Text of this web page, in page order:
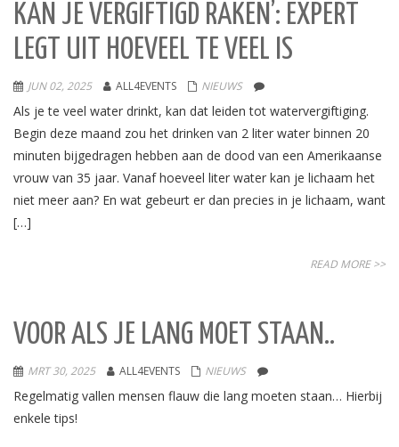
KAN JE VERGIFTIGD RAKEN’: EXPERT
LEGT UIT HOEVEEL TE VEEL IS
JUN 02, 2025 ALL4EVENTS NIEUWS
Als je te veel water drinkt, kan dat leiden tot watervergiftiging.
Begin deze maand zou het drinken van 2 liter water binnen 20
minuten bijgedragen hebben aan de dood van een Amerikaanse
vrouw van 35 jaar. Vanaf hoeveel liter water kan je lichaam het
niet meer aan? En wat gebeurt er dan precies in je lichaam, want
[…]
READ MORE >>
VOOR ALS JE LANG MOET STAAN..
MRT 30, 2025 ALL4EVENTS NIEUWS
Regelmatig vallen mensen flauw die lang moeten staan… Hierbij
enkele tips!